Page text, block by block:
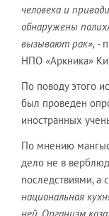
человека и
обнаружены
вызывают рак», -
НПО «Аркника»
По поводу этого
был проведен
иностранных
По мнению
дело не в
последствиями, а
национальная